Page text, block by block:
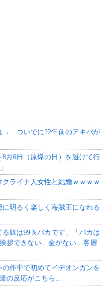
→ ついでに22年前のアキバが
月6日（原爆の日）を避けて行
ライナ人女性と結婚ｗｗｗｗ
明るく楽しく海賊王になれる
奴は99％バカです」「バカは
拶できない、金がない…客層
作中で初めてイデオンガンを
の反応がこちら…